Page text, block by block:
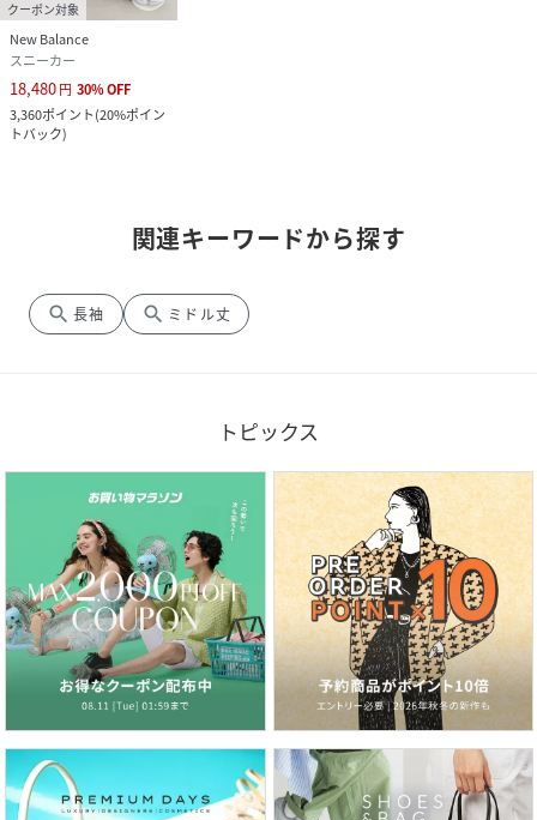
クーポン対象
New Balance
スニーカー
18,480円 30%OFF
3,360ポイント(20%ポイン
トバック)
関連キーワードから探す
search 長袖 search ミドル丈
トピックス